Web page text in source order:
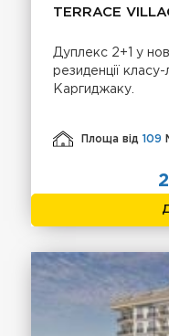
TERRACE
Дуплекс 2+1 у
резиденції
Каргиджаку.
Площа від109